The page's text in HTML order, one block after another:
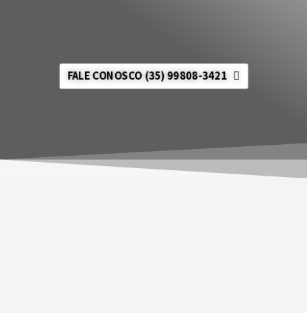
FALE CONOSCO (35) 99808-3421